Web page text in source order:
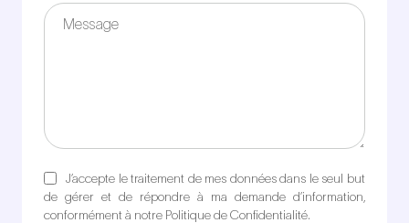
J’accepte le traitement de mes données dans le seul but
de gérer et de répondre à ma demande d’information,
conformément à notre Politique de Confidentialité.